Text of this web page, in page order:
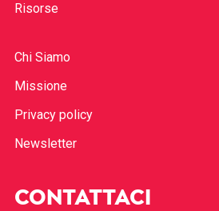
Risorse
Chi Siamo
Missione
Privacy policy
Newsletter
CONTATTACI